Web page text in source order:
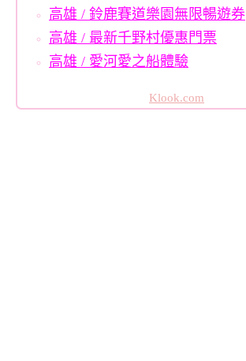
高雄 / 鈴鹿賽道樂園無限暢遊券
高雄 / 最新千野村優惠門票
高雄 / 愛河愛之船體驗
Klook.com